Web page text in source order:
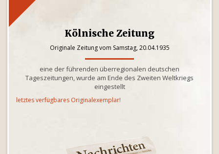
Kölnische Zeitung
Originale Zeitung vom Samstag, 20.04.1935
eine der führenden überregionalen deutschen
Tageszeitungen, wurde am Ende des Zweiten Weltkriegs
eingestellt
letztes verfügbares Originalexemplar!